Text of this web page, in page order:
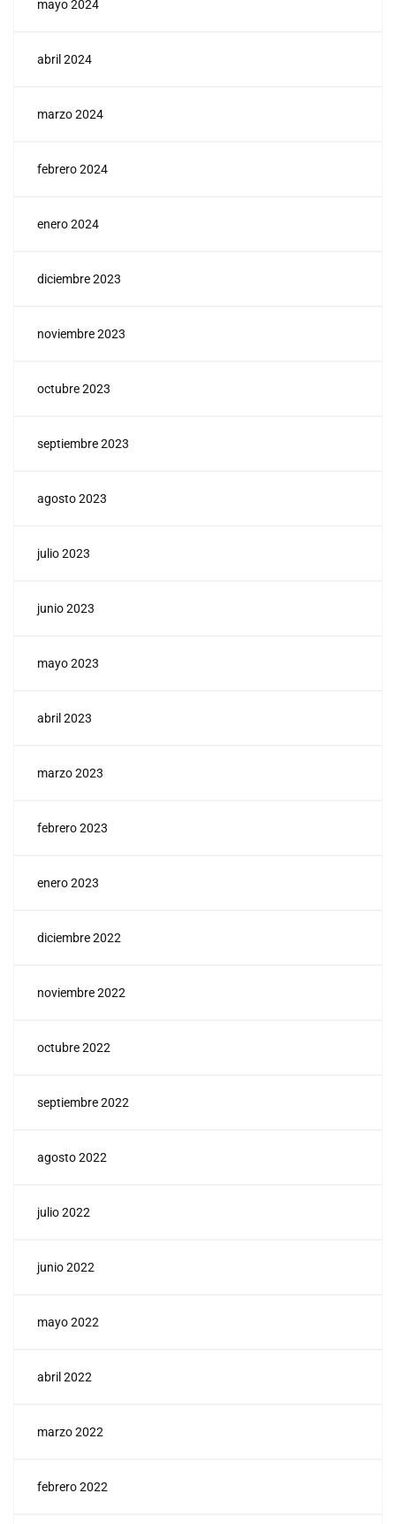
mayo 2024
abril 2024
marzo 2024
febrero 2024
enero 2024
diciembre 2023
noviembre 2023
octubre 2023
septiembre 2023
agosto 2023
julio 2023
junio 2023
mayo 2023
abril 2023
marzo 2023
febrero 2023
enero 2023
diciembre 2022
noviembre 2022
octubre 2022
septiembre 2022
agosto 2022
julio 2022
junio 2022
mayo 2022
abril 2022
marzo 2022
febrero 2022